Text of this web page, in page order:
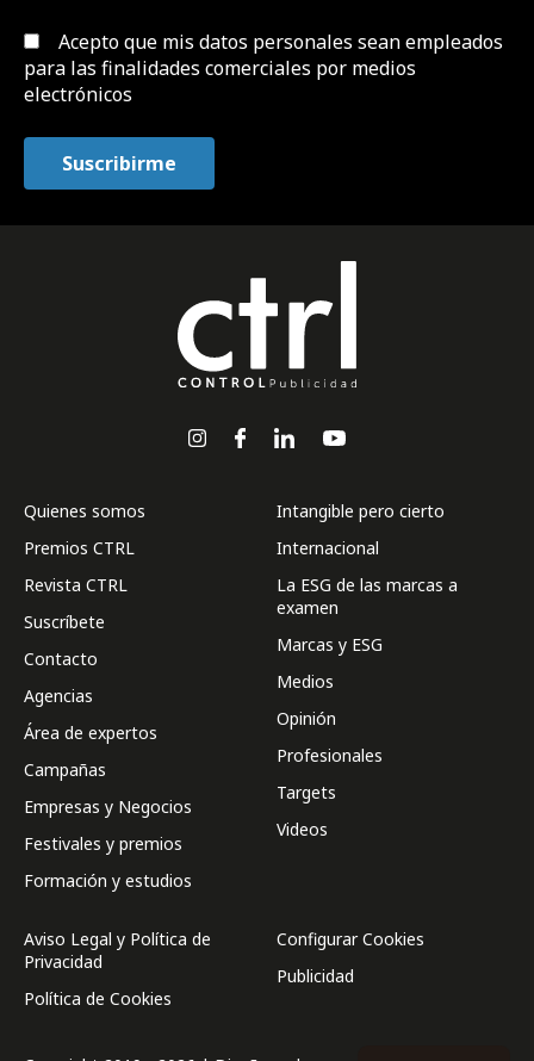
Acepto que mis datos personales sean empleados
para las finalidades comerciales por medios
electrónicos
Quienes somos
Premios CTRL
Revista CTRL
Suscríbete
Contacto
Agencias
Área de expertos
Campañas
Empresas y Negocios
Festivales y premios
Formación y estudios
Intangible pero cierto
Internacional
La ESG de las marcas a
examen
Marcas y ESG
Medios
Opinión
Profesionales
Targets
Videos
Aviso Legal y Política de
Privacidad
Política de Cookies
Configurar Cookies
Publicidad